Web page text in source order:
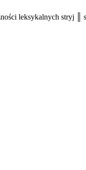
leksykalnych stryj